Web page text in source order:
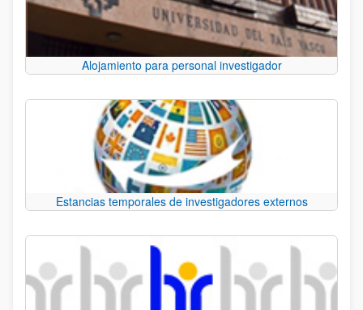
Alojamiento para personal investigador
Estancias temporales de investigadores externos